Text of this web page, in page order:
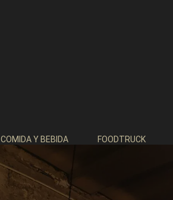
COMIDA Y BEBIDA FOODTRUCK